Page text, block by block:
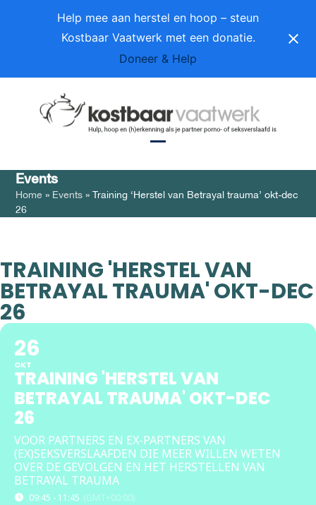
Help mee aan herstel en hoop – steun
Kostbaar Vaatwerk met een donatie.
Doneer & Help
menu
menu
Events
Home » Events »Training ‘Herstel van Betrayal trauma’ okt-dec
26
TRAINING 'HERSTEL VAN
BETRAYAL TRAUMA' OKT-DEC
26
26
OKT
TRAINING 'HERSTEL VAN
BETRAYAL TRAUMA' OKT-DEC
26
VOOR PARTNERS EN EX-PARTNERS VAN
(EX)SEKSVERSLAAFDEN DIE MEER WILLEN WETEN
OVER DE GEVOLGEN EN HET HERSTELLEN VAN
BETRAYAL TRAUMA
09:45 - 11:45 (GMT+00:00)